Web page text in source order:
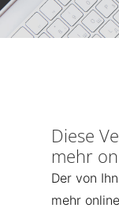
Diese
mehr
Der von
mehr